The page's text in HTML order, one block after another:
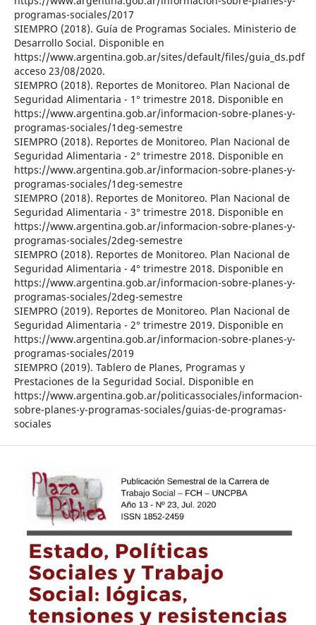
programas-sociales/2017
SIEMPRO (2018). Guía de Programas Sociales. Ministerio de
Desarrollo Social. Disponible en
https://www.argentina.gob.ar/sites/default/files/guia_ds.pdf
acceso 23/08/2020.
SIEMPRO (2018). Reportes de Monitoreo. Plan Nacional de
Seguridad Alimentaria - 1° trimestre 2018. Disponible en
https://www.argentina.gob.ar/informacion-sobre-planes-y-
programas-sociales/1deg-semestre
SIEMPRO (2018). Reportes de Monitoreo. Plan Nacional de
Seguridad Alimentaria - 2° trimestre 2018. Disponible en
https://www.argentina.gob.ar/informacion-sobre-planes-y-
programas-sociales/1deg-semestre
SIEMPRO (2018). Reportes de Monitoreo. Plan Nacional de
Seguridad Alimentaria - 3° trimestre 2018. Disponible en
https://www.argentina.gob.ar/informacion-sobre-planes-y-
programas-sociales/2deg-semestre
SIEMPRO (2018). Reportes de Monitoreo. Plan Nacional de
Seguridad Alimentaria - 4° trimestre 2018. Disponible en
https://www.argentina.gob.ar/informacion-sobre-planes-y-
programas-sociales/2deg-semestre
SIEMPRO (2019). Reportes de Monitoreo. Plan Nacional de
Seguridad Alimentaria - 2° trimestre 2019. Disponible en
https://www.argentina.gob.ar/informacion-sobre-planes-y-
programas-sociales/2019
SIEMPRO (2019). Tablero de Planes, Programas y
Prestaciones de la Seguridad Social. Disponible en
https://www.argentina.gob.ar/politicassociales/informacion-
sobre-planes-y-programas-sociales/guias-de-programas-
sociales